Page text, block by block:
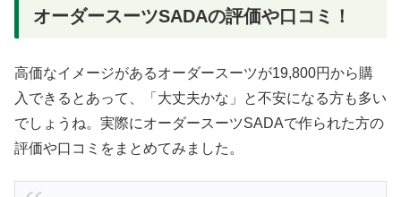
オーダースーツSADAの評価や口コミ！
高価なイメージがあるオーダースーツが19,800円から購
入できるとあって、「大丈夫かな」と不安になる方も多い
でしょうね。実際にオーダースーツSADAで作られた方の
評価や口コミをまとめてみました。